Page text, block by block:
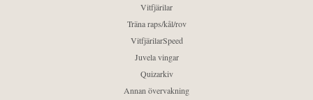
Vitfjärilar
Träna raps/kål/rov
VitfjärilarSpeed
Juvela vingar
Quizarkiv
Annan övervakning